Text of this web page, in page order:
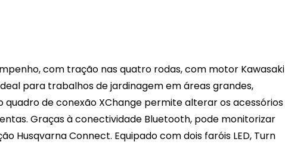
com tração nas quatro rodas, com motor Kawasaki
para trabalhos de jardinagem em áreas grandes,
quadro de conexão XChange permite alterar os acessórios
Graças à conectividade Bluetooth, pode monitorizar
Husqvarna Connect. Equipado com dois faróis LED, Turn